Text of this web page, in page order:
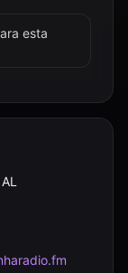
esta